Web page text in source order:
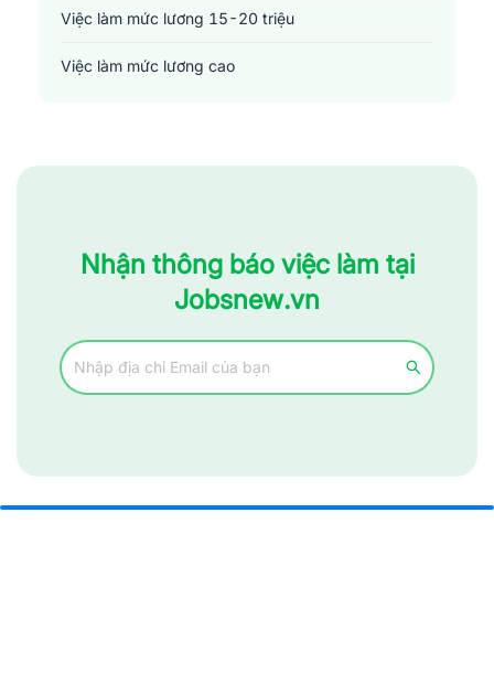
Việc làm mức lương 15-20 triệu
Việc làm mức lương cao
Nhận thông báo việc làm tại
Jobsnew.vn